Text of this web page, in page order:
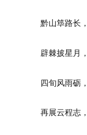
黔山筚路长
辟棘披星月
四旬风雨砺
再展云程志